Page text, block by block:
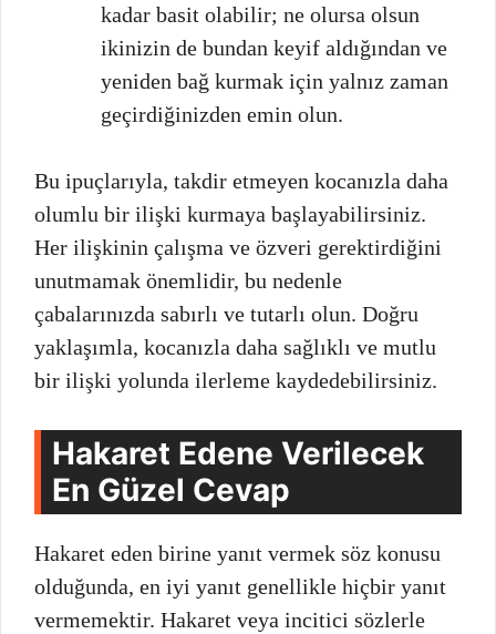
kadar basit olabilir; ne olursa olsun
ikinizin de bundan keyif aldığından ve
yeniden bağ kurmak için yalnız zaman
geçirdiğinizden emin olun.
Bu ipuçlarıyla, takdir etmeyen kocanızla daha
olumlu bir ilişki kurmaya başlayabilirsiniz.
Her ilişkinin çalışma ve özveri gerektirdiğini
unutmamak önemlidir, bu nedenle
çabalarınızda sabırlı ve tutarlı olun. Doğru
yaklaşımla, kocanızla daha sağlıklı ve mutlu
bir ilişki yolunda ilerleme kaydedebilirsiniz.
Hakaret Edene Verilecek
En Güzel Cevap
Hakaret eden birine yanıt vermek söz konusu
olduğunda, en iyi yanıt genellikle hiçbir yanıt
vermemektir. Hakaret veya incitici sözlerle